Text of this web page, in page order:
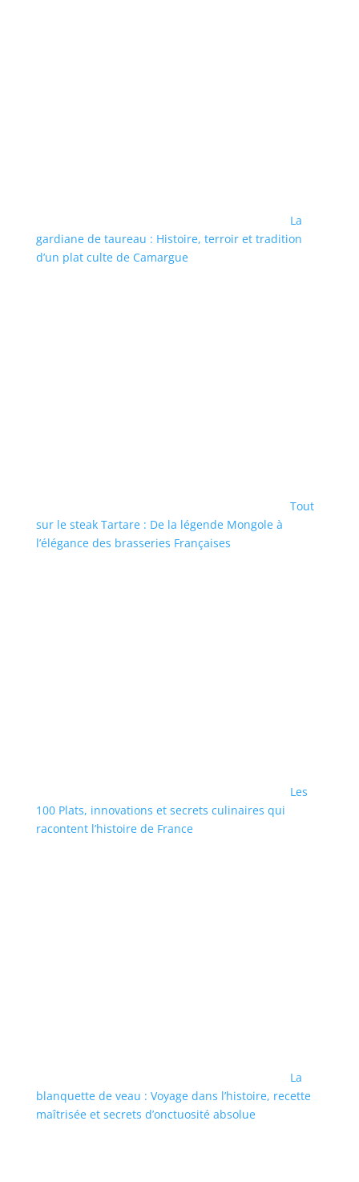
La
gardiane de taureau : Histoire, terroir et tradition
d’un plat culte de Camargue
Tout
sur le steak Tartare : De la légende Mongole à
l’élégance des brasseries Françaises
Les
100 Plats, innovations et secrets culinaires qui
racontent l’histoire de France
La
blanquette de veau : Voyage dans l’histoire, recette
maîtrisée et secrets d’onctuosité absolue